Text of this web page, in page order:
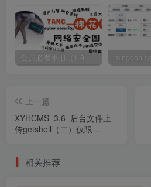
会员必看手册（1.9.0版本 26.4.5更新）
上一篇
XYHCMS_3.6_后台文件上
传getshell（二）仅限
相关推荐